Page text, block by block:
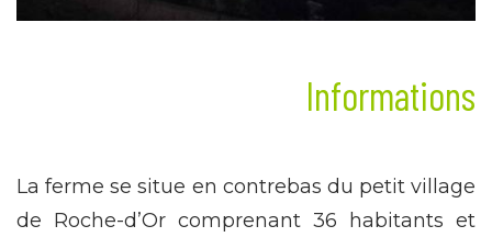
Informations
La ferme se situe en contrebas du petit village
de Roche-d’Or comprenant 36 habitants et